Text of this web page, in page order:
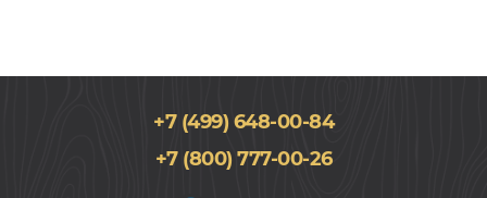
+7 (499) 648-00-84
+7 (800) 777-00-26